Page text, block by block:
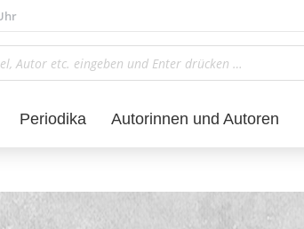
Periodika Autorinnen und Autoren